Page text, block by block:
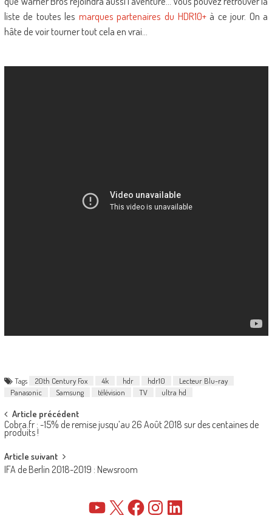
liste de toutes les marques partenaires du HDR10+à ce jour. On a
hâte de voir tourner tout cela en vrai…
Tags 20th Century Fox 4k hdr hdr10
Lecteur Blu-ray
Panasonic
Samsung télévision TV ultra hd
Post
navigation
Article précédent
Cobra.fr : -15% de remise jusqu’au 26 Août 2018 sur des centaines de
produits !
Article suivant
IFA de Berlin 2018-2019 : Newsroom
YouTube FacebookInstagramLinkedIn